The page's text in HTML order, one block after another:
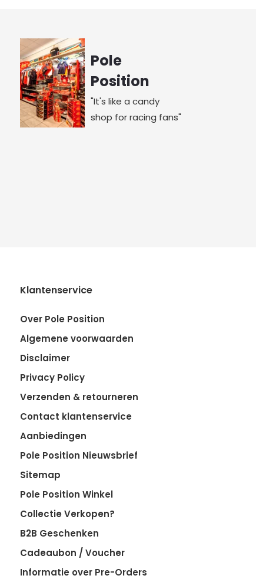
Pole
Position
"It's like a candy
shop for racing fans"
Klantenservice
Over Pole Position
Algemene voorwaarden
Disclaimer
Privacy Policy
Verzenden & retourneren
Contact klantenservice
Aanbiedingen
Pole Position Nieuwsbrief
Sitemap
Pole Position Winkel
Collectie Verkopen?
B2B Geschenken
Cadeaubon / Voucher
Informatie over Pre-Orders